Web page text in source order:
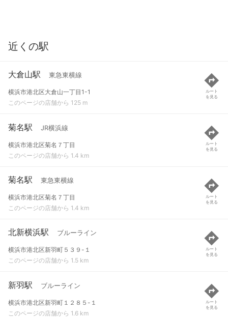
近くの駅
大倉山駅 東急東横線
横浜市港北区大倉山一丁目1-1
このページの店舗から 125 m
ルート
を見る
菊名駅 JR横浜線
横浜市港北区菊名７丁目
このページの店舗から 1.4 km
ルート
を見る
菊名駅 東急東横線
横浜市港北区菊名７丁目
このページの店舗から 1.4 km
ルート
を見る
北新横浜駅 ブルーライン
横浜市港北区新羽町５３９-１
このページの店舗から 1.5 km
ルート
を見る
新羽駅 ブルーライン
横浜市港北区新羽町１２８５-１
このページの店舗から 1.6 km
ルート
を見る